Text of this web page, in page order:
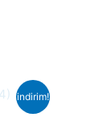
indirim!